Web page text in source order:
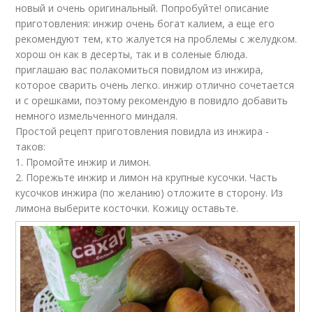
новый и очень оригинальный. Попробуйте! описание
приготовления: инжир очень богат калием, а еще его
рекомендуют тем, кто жалуется на проблемы с желудком.
хорош он как в десерты, так и в соленые блюда.
приглашаю вас полакомиться повидлом из инжира,
которое сварить очень легко. инжир отлично сочетается
и с орешками, поэтому рекомендую в повидло добавить
немного измельченного миндаля.
Простой рецепт приготовления повидла из инжира -
таков:
1. Промойте инжир и лимон.
2. Порежьте инжир и лимон на крупные кусочки. Часть
кусочков инжира (по желанию) отложите в сторону. Из
лимона выберите косточки. Кожицу оставьте.